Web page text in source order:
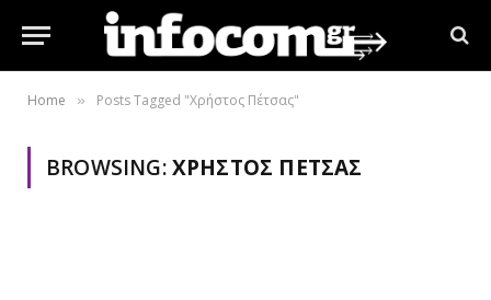
Home » Posts Tagged "Χρήστος Πέτσας"
BROWSING:ΧΡΉΣΤΟΣ ΠΈΤΣΑΣ